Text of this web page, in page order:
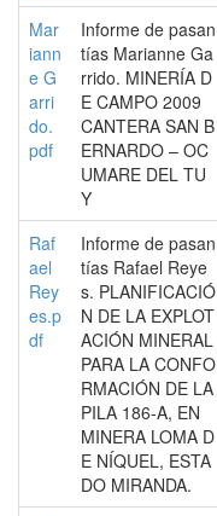
Mar
iann
e G
arri
do.
pdf
Informe de pasan
tías Marianne Ga
rrido. MINERÍA D
E CAMPO 2009
CANTERA SAN B
ERNARDO – OC
UMARE DEL TU
Y
Raf
ael
Rey
es.p
df
Informe de pasan
tías Rafael Reye
s. PLANIFICACIÓ
N DE LA EXPLOT
ACIÓN MINERAL
PARA LA CONFO
RMACIÓN DE LA
PILA 186-A, EN
MINERA LOMA D
E NÍQUEL, ESTA
DO MIRANDA.